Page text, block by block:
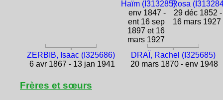
Haïm (I313285)
env 1847 -
ent 16 sep
1897 et 16
mars 1927
Rosa
29 déc 1852 -
16 mars 1927
ZERBIB, Isaac (I325686)
6 avr 1867 - 13 jan 1941
DRAÏ, Rachel (I325685)
20 mars 1870 - env 1948
Frères et sœurs